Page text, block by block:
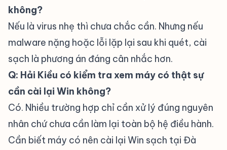
không?
Nếu là virus nhẹ thì chưa chắc cần. Nhưng nếu
malware nặng hoặc lỗi lặp lại sau khi quét, cài
sạch là phương án đáng cân nhắc hơn.
Q: Hải Kiều có kiểm tra xem máy có thật sự
cần cài lại Win không?
Có. Nhiều trường hợp chỉ cần xử lý đúng nguyên
nhân chứ chưa cần làm lại toàn bộ hệ điều hành.
Cần biết máy có nên cài lại Win sạch tại Đà